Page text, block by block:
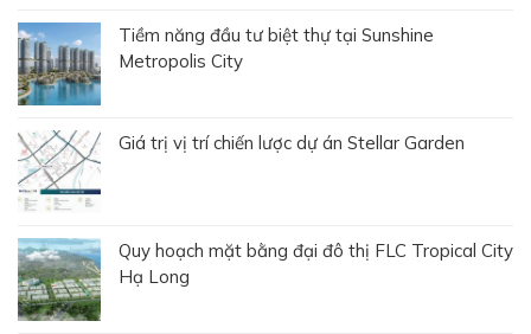
Tiềm năng đầu tư biệt thự tại Sunshine
Metropolis City
Giá trị vị trí chiến lược dự án Stellar Garden
Quy hoạch mặt bằng đại đô thị FLC Tropical City
Hạ Long